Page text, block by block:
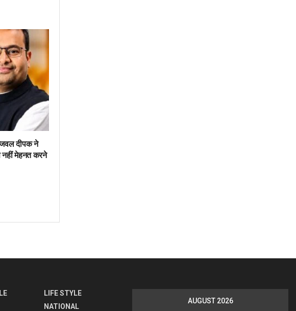
दीपक ने
नहीं मेहनत करने
LIFE STYLE
NATIONAL
AUGUST 2026